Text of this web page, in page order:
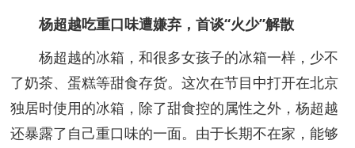
杨超越吃重口味遭嫌弃，首谈“火少”解散
杨超越的冰箱，和很多女孩子的冰箱一样，少不
了奶茶、蛋糕等甜食存货。这次在节目中打开在北京
独居时使用的冰箱，除了甜食控的属性之外，杨超越
还暴露了自己重口味的一面。由于长期不在家，能够